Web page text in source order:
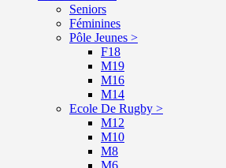
Seniors
Féminines
Pôle Jeunes >
F18
M19
M16
M14
Ecole De Rugby >
M12
M10
M8
M6